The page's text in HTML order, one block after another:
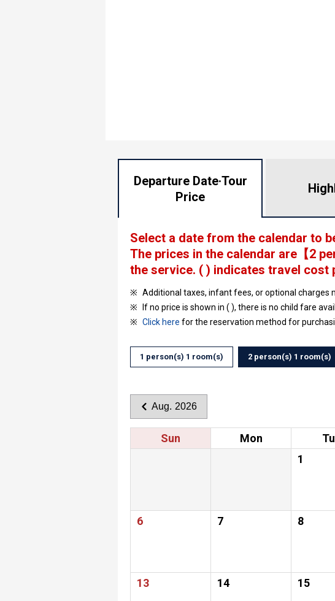
Departure Date·Tour
Price
Select a date from the calendar to
The prices in the calendar are 【2
the service. ( ) indicates travel cost
Additional taxes, infant fees, or optional charges
If no price is shown in ( ), there is no child fare
Click here for the reservation method for
1 person(s) 1 room(s) 2 person(s) 1 room(s)
Aug. 2026
Sun Mon
1
6 7 8
13 14 15